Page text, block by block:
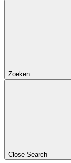
Zoeken
Close Search